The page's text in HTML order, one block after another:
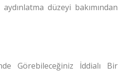
düzeyi bakımından
Görebileceğiniz İddialı Bir